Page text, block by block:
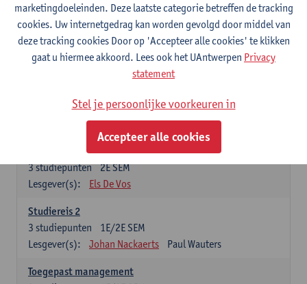
formulieren).
Het ingevulde formulier moet, volgens de vermelde deadline op
het formulier, aan de studentenadministratie van de faculteit
Ontwerpwetenschappen bezorgd worden.
Lesgever(s):
Inge Somers Ann Coen
Glen D'haenens
Esther Vandamme
Summer School
2E SEM
3studiepunten
Lesgever(s):
Els De Vos
Studiereis 2
1E/2E SEM
3 studiepunten
Lesgever(s):
Johan Nackaerts Paul Wauters
Toegepast management
marketingdoeleinden. Deze laatste categorie betreffen de tracking
cookies. Uw internetgedrag kan worden gevolgd door middel van
deze tracking cookies Door op 'Accepteer alle cookies' te klikken
gaat u hiermee akkoord. Lees ook het UAntwerpen Privacy
statement
Stel je persoonlijke voorkeuren in
Accepteer alle cookies